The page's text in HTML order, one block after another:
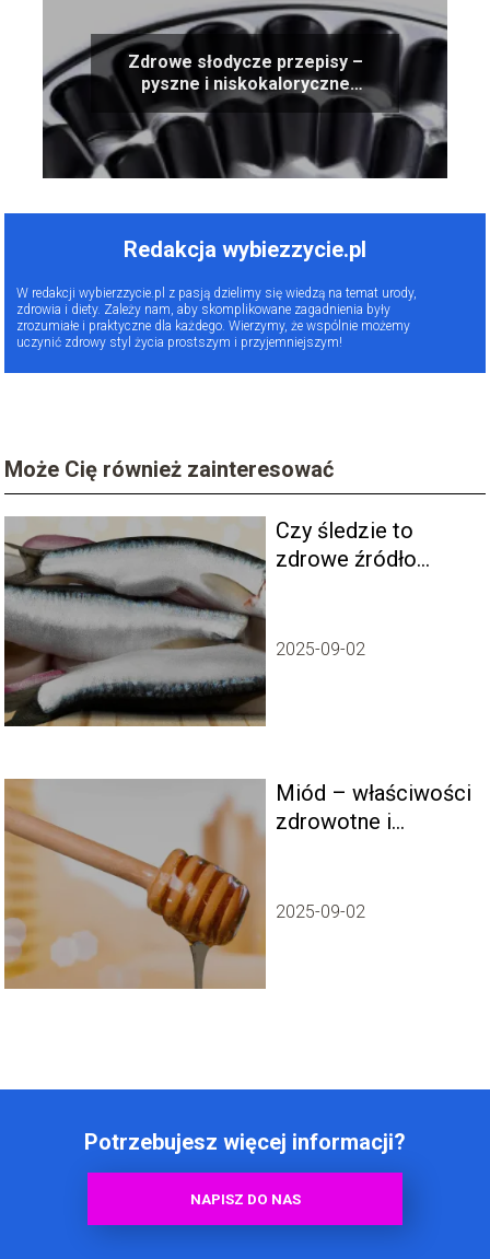
Zdrowe słodycze przepisy –
pyszne i niskokaloryczne
alternatywy
Redakcja wybiezzycie.pl
W redakcji wybierzzycie.pl z pasją dzielimy się wiedzą na temat urody,
zdrowia i diety. Zależy nam, aby skomplikowane zagadnienia były
zrozumiałe i praktyczne dla każdego. Wierzymy, że wspólnie możemy
uczynić zdrowy styl życia prostszym i przyjemniejszym!
Może Cię również zainteresować
Czy śledzie to
zdrowe źródło
2025-09-02
Miód – właściwości
zdrowotne i
2025-09-02
Potrzebujesz więcej informacji?
NAPISZ DO NAS